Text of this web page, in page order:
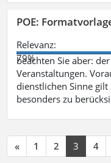
POE:
Relevanz:
79%
beachten Sie aber:
Veranstaltungen.
dienstlichen Sinne
besonders zu
« 1 2 3 4